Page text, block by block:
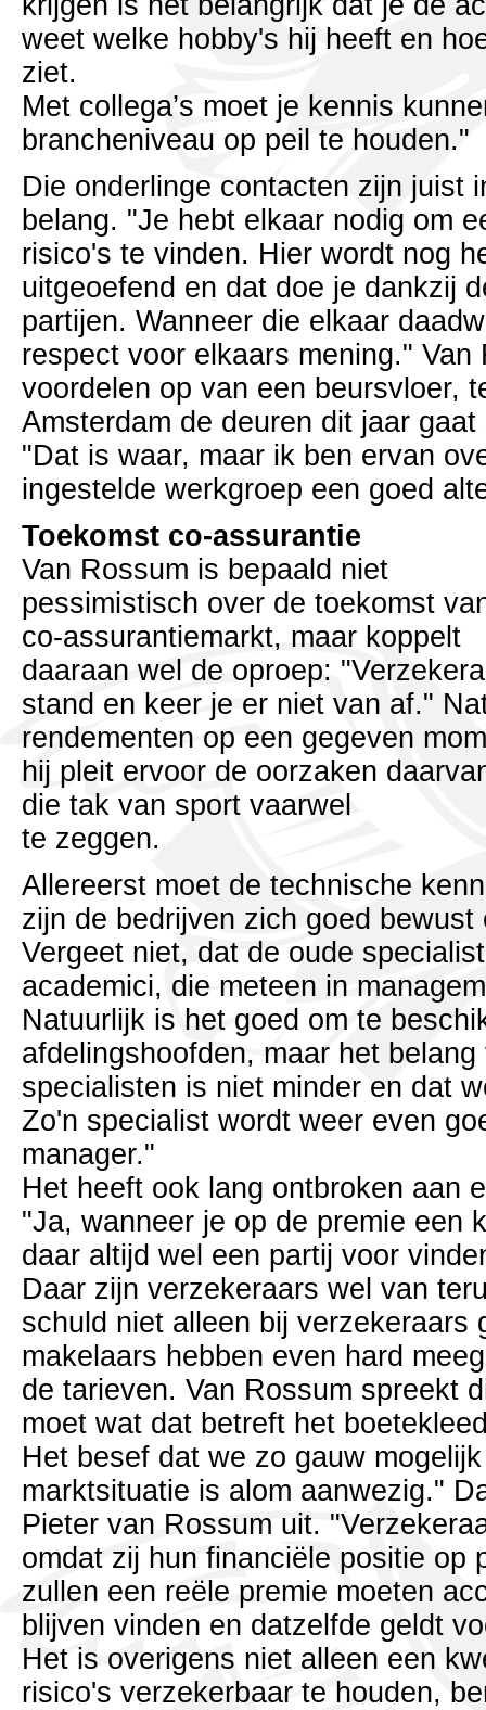
weet welke hobby's hij heeft en
ziet.
Met collega’s moet je kennis
brancheniveau op peil te houden."
Die onderlinge contacten zijn juist
belang. "Je hebt elkaar nodig om
risico's te vinden. Hier wordt nog
uitgeoefend en dat doe je dankzij
partijen. Wanneer die elkaar
respect voor elkaars mening."
voordelen op van een beursvloer,
Amsterdam de deuren dit jaar gaat
"Dat is waar, maar ik ben ervan
ingestelde werkgroep een goed
Toekomst co-assurantie
Van Rossum is bepaald niet
pessimistisch over de toekomst
co-assurantiemarkt, maar koppelt
daaraan wel de oproep:
stand en keer je er niet van af."
rendementen op een gegeven
hij pleit ervoor de oorzaken
die tak van sport vaarwel
te zeggen.
Allereerst moet de technische
zijn de bedrijven zich goed
Vergeet niet, dat de oude
academici, die meteen in
Natuurlijk is het goed om te
afdelingshoofden, maar het
specialisten is niet minder en dat
Zo'n specialist wordt weer even
manager."
Het heeft ook lang ontbroken aan
"Ja, wanneer je op de premie een
daar altijd wel een partij voor
Daar zijn verzekeraars wel van
schuld niet alleen bij verzekeraars
makelaars hebben even hard
de tarieven. Van Rossum spreekt
moet wat dat betreft het
Het besef dat we zo gauw
marktsituatie is alom aanwezig."
Pieter van Rossum uit.
omdat zij hun financiële positie op
zullen een reële premie moeten
blijven vinden en datzelfde geldt
Het is overigens niet alleen een
risico's verzekerbaar te houden,